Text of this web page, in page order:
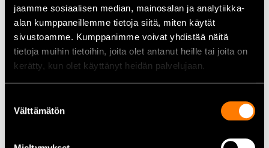
jaamme sosiaalisen median, mainosalan ja analytiikka-
alan kumppaneillemme tietoja siitä, miten käytät
sivustoamme. Kumppanimme voivat yhdistää näitä
tietoja muihin tietoihin, joita olet antanut heille tai joita on
kerätty, kun olet käyttänyt heidän palvelujaan.
valinta
Välttämätön
Storlek:L
Material:Huvudsakligen återvunnen polyester samt
förstärkningar på utsatta områden
Vikt:Till exempel storlek XS cirka 0,68 kg, storlek XXL
cirka 0,85 kg